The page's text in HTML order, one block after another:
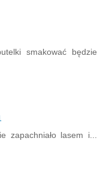
smakować będzie
zapachniało lasem i...